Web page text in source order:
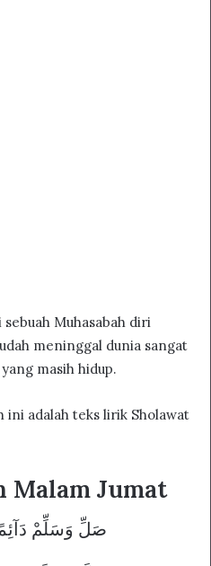
Muhasabah diri
meninggal dunia sangat
masih hidup.
ini adalah teks lirik Sholawat
Malam Jumat
صَلِّ وَسَلِّمْ